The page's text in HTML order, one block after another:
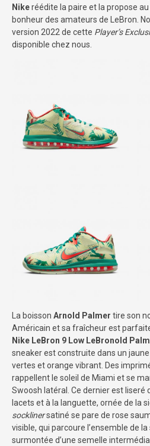
Nikeréédite la paire et la propose
bonheur des amateurs de LeBron.
version 2022 de cette Player’s
disponible chez nous.
La boisson Arnold Palmer tire son
Américain et sa fraîcheur est
Nike LeBron 9 Low LeBronold
sneaker est construite dans un
vertes et orange vibrant. Des
rappellent le soleil de Miami et se
Swoosh latéral. Ce dernier est liseré
lacets et à la languette, ornée de la
socklinersatiné se pare de rose
visible, qui parcoure l’ensemble de
surmontée d’une semelle